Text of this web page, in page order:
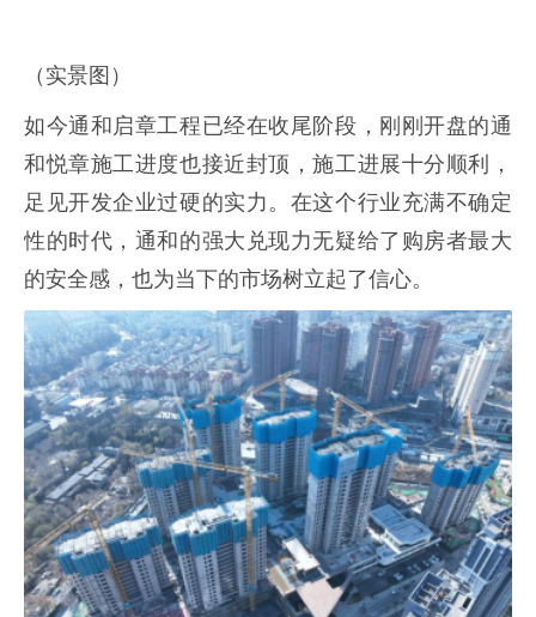
（实景图）
如今通和启章工程已经在收尾阶段，刚刚开盘的通
和悦章施工进度也接近封顶，施工进展十分顺利，
足见开发企业过硬的实力。在这个行业充满不确定
性的时代，通和的强大兑现力无疑给了购房者最大
的安全感，也为当下的市场树立起了信心。